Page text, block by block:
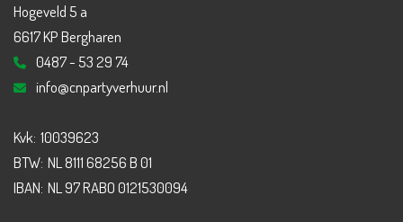
Hogeveld 5 a
6617 KP Bergharen
0487 - 53 29 74
info@cnpartyverhuur.nl
Kvk: 10039623
BTW: NL 8111 68256 B 01
IBAN: NL 97 RABO 0121530094